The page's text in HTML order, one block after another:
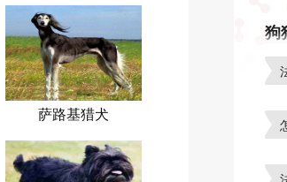
萨路基猎犬
狗